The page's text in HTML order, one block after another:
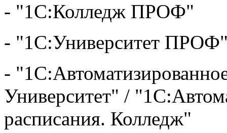
- "1С:Колледж ПРОФ"
- "1С:Университет
-
Университет" /
расписания. Колледж"